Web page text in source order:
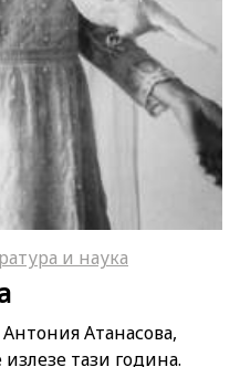
и наука
Атанасова,
тази година.